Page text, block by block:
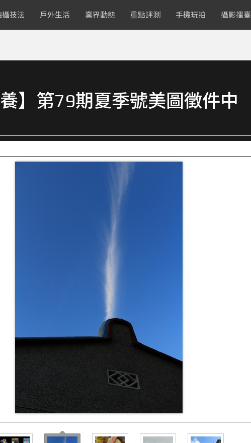
攝技法 戶外生活 業界動態 重點評測 手機玩拍 攝影擂臺
養】第79期夏季號美圖徵件中